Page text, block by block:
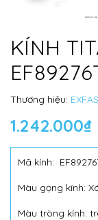
KÍNH
Thương hiệu:
1.242.000₫
Mã kính:
Màu gọng kính:
Màu tròng kính: